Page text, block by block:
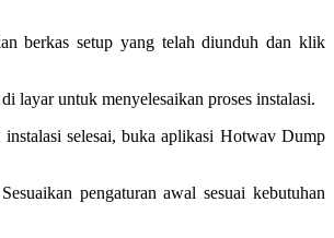
berkas setup yang telah diunduh dan klik
layar untuk menyelesaikan proses instalasi.
instalasi selesai, buka aplikasi Hotwav Dump
Sesuaikan pengaturan awal sesuai kebutuhan